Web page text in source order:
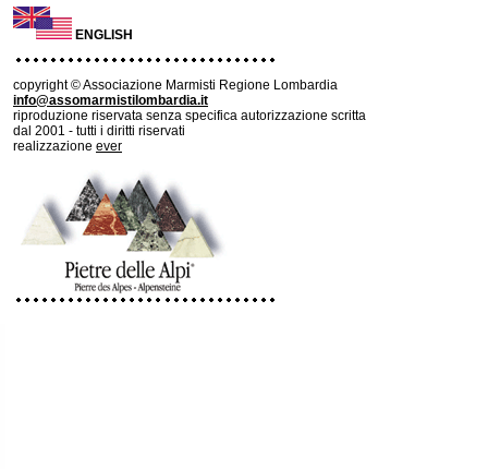
ENGLISH
copyright © Associazione Marmisti Regione Lombardia
info@assomarmistilombardia.it
riproduzione riservata senza specifica autorizzazione scritta
dal 2001 - tutti i diritti riservati
realizzazione ever